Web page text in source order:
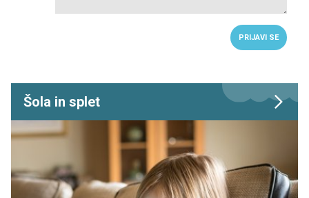
PRIJAVI SE
Šola in splet